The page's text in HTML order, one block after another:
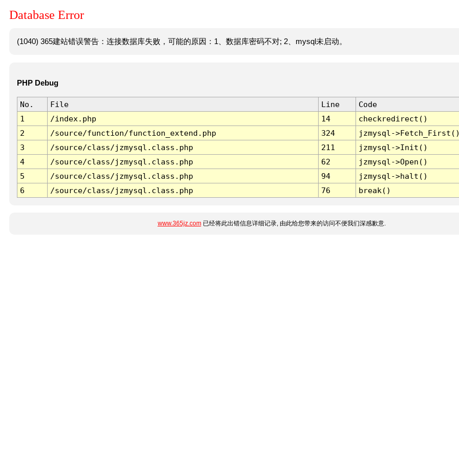
Database Error
(1040) 365建站错误警告：连接数据库失败，可能的原因：1、数据库密码不对; 2、mysql未启动。
PHP Debug
No. File Line
Code
1
/index.php 14
checkredirect()
2
/source/function/function_extend.php 324
jzmysql-
3
/source/class/jzmysql.class.php 211
jzmysql->Init()
4
/source/class/jzmysql.class.php 62
jzmysql->Open()
5
/source/class/jzmysql.class.php 94
jzmysql->halt()
6
/source/class/jzmysql.class.php 76 break()
www.365jz.com已经将此出错信息详细记录, 由此给您带来的访问不便我们深感歉意.